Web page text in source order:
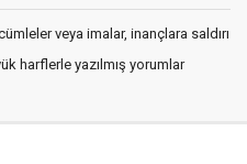
veya imalar, inançlara saldırı
harflerle yazılmış yorumlar